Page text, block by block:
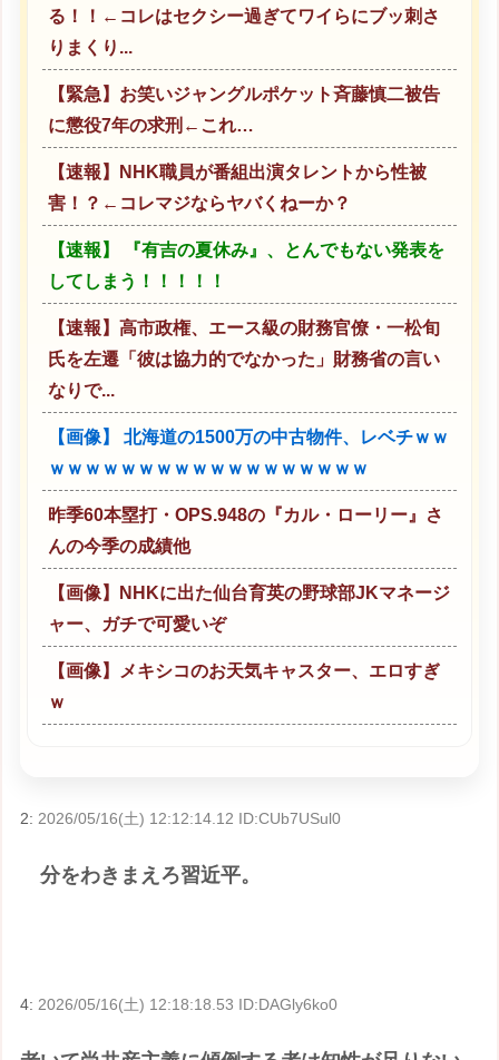
る！！←コレはセクシー過ぎてワイらにブッ刺さ
りまくり...
【緊急】お笑いジャングルポケット斉藤慎二被告
に懲役7年の求刑←これ…
【速報】NHK職員が番組出演タレントから性被
害！？←コレマジならヤバくねーか？
【速報】 『有吉の夏休み』、とんでもない発表を
してしまう！！！！！
【速報】高市政権、エース級の財務官僚・一松旬
氏を左遷「彼は協力的でなかった」財務省の言い
なりで...
【画像】 北海道の1500万の中古物件、レベチｗｗ
ｗｗｗｗｗｗｗｗｗｗｗｗｗｗｗｗｗｗ
昨季60本塁打・OPS.948の『カル・ローリー』さ
んの今季の成績他
【画像】NHKに出た仙台育英の野球部JKマネージ
ャー、ガチで可愛いぞ
【画像】メキシコのお天気キャスター、エロすぎ
ｗ
2: 2026/05/16(土) 12:12:14.12 ID:CUb7USul0
分をわきまえろ習近平。
4:2026/05/16(土) 12:18:18.53 ID:DAGly6ko0